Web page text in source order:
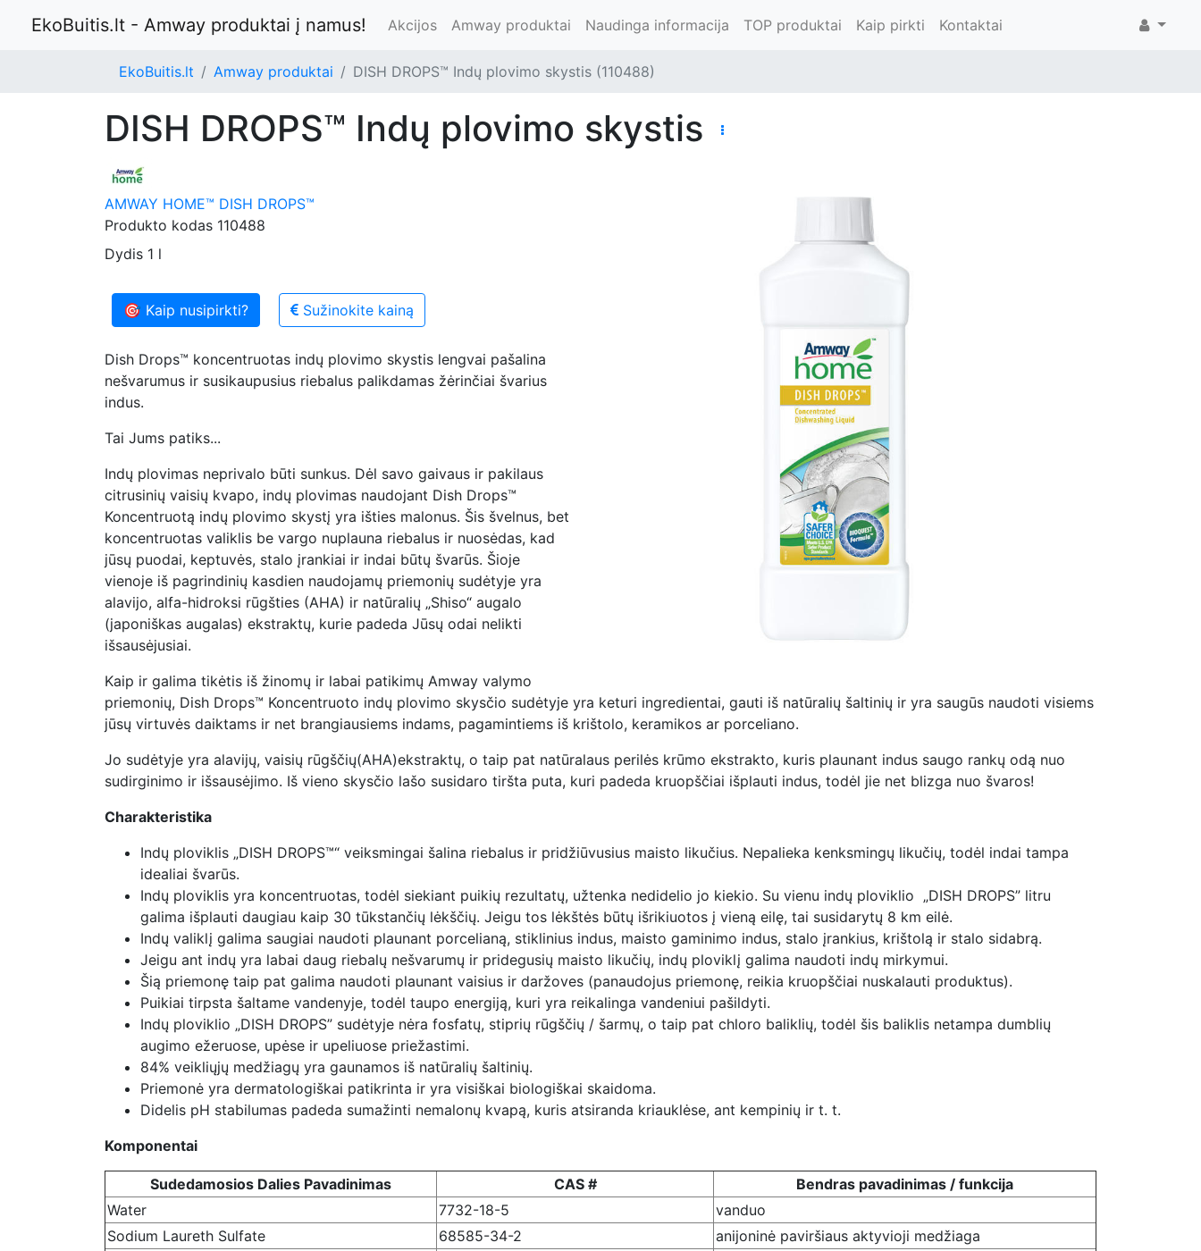
EkoBuitis.lt - Amway produktai į namus! Akcijos Amway produktai Naudinga informacija TOP produktai Kaip pirkti Kontaktai
EkoBuitis.lt Amway produktai DISH DROPS™ Indų plovimo skystis (110488)
DISH DROPS™ Indų plovimo skystis
AMWAY HOME™ DISH DROPS™
Produkto kodas 110488
Dydis 1 l
🎯 Kaip nusipirkti? Sužinokite kainą
Dish Drops™ koncentruotas indų plovimo skystis lengvai pašalina
nešvarumus ir susikaupusius riebalus palikdamas žėrinčiai švarius
indus.
Tai Jums patiks...
Indų plovimas neprivalo būti sunkus. Dėl savo gaivaus ir pakilaus
citrusinių vaisių kvapo, indų plovimas naudojant Dish Drops™
Koncentruotą indų plovimo skystį yra išties malonus. Šis švelnus, bet
koncentruotas valiklis be vargo nuplauna riebalus ir nuosėdas, kad
jūsų puodai, keptuvės, stalo įrankiai ir indai būtų švarūs. Šioje
vienoje iš pagrindinių kasdien naudojamų priemonių sudėtyje yra
alavijo, alfa-hidroksi rūgšties (AHA) ir natūralių „Shiso“ augalo
(japoniškas augalas) ekstraktų, kurie padeda Jūsų odai nelikti
išsausėjusiai.
Kaip ir galima tikėtis iš žinomų ir labai patikimų Amway valymo
priemonių, Dish Drops™ Koncentruoto indų plovimo skysčio sudėtyje yra keturi ingredientai, gauti iš natūralių šaltinių ir yra saugūs naudoti visiems
jūsų virtuvės daiktams ir net brangiausiems indams, pagamintiems iš krištolo, keramikos ar porceliano.
Jo sudėtyje yra alavijų, vaisių rūgščių(AHA)ekstraktų, o taip pat natūralaus perilės krūmo ekstrakto, kuris plaunant indus saugo rankų odą nuo
sudirginimo ir išsausėjimo. Iš vieno skysčio lašo susidaro tiršta puta, kuri padeda kruopščiai išplauti indus, todėl jie net blizga nuo švaros!
Charakteristika
Indų ploviklis „DISH DROPS™“ veiksmingai šalina riebalus ir pridžiūvusius maisto likučius. Nepalieka kenksmingų likučių, todėl indai tampa
idealiai švarūs.
Indų ploviklis yra koncentruotas, todėl siekiant puikių rezultatų, užtenka nedidelio jo kiekio. Su vienu indų ploviklio „DISH DROPS” litru
galima išplauti daugiau kaip 30 tūkstančių lėkščių. Jeigu tos lėkštės būtų išrikiuotos į vieną eilę, tai susidarytų 8 km eilė.
Indų valiklį galima saugiai naudoti plaunant porcelianą, stiklinius indus, maisto gaminimo indus, stalo įrankius, krištolą ir stalo sidabrą.
Jeigu ant indų yra labai daug riebalų nešvarumų ir pridegusių maisto likučių, indų ploviklį galima naudoti indų mirkymui.
Šią priemonę taip pat galima naudoti plaunant vaisius ir daržoves (panaudojus priemonę, reikia kruopščiai nuskalauti produktus).
Puikiai tirpsta šaltame vandenyje, todėl taupo energiją, kuri yra reikalinga vandeniui pašildyti.
Indų ploviklio „DISH DROPS” sudėtyje nėra fosfatų, stiprių rūgščių / šarmų, o taip pat chloro baliklių, todėl šis baliklis netampa dumblių
augimo ežeruose, upėse ir upeliuose priežastimi.
84% veikliųjų medžiagų yra gaunamos iš natūralių šaltinių.
Priemonė yra dermatologiškai patikrinta ir yra visiškai biologiškai skaidoma.
Didelis pH stabilumas padeda sumažinti nemalonų kvapą, kuris atsiranda kriauklėse, ant kempinių ir t. t.
Komponentai
Sudedamosios Dalies Pavadinimas CAS #
Bendras pavadinimas / funkcija
Water
7732-18-5
vanduo
Sodium Laureth Sulfate
68585-34-2
anijoninė paviršiaus aktyvioji medžiaga